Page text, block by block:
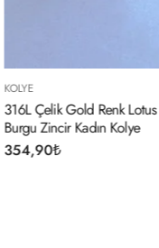
Model Zirkon Taşlı